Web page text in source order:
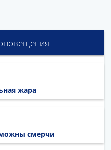
жара
смерчи